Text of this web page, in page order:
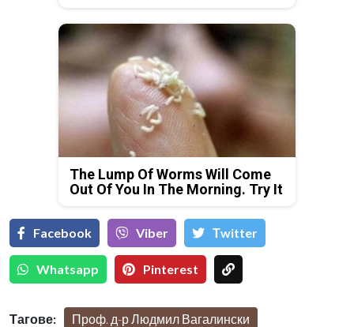
The Lump Of Worms Will Come
Out Of You In The Morning. Try It
Facebook Viber Тwitter
Whatsapp Pinterest
Тагове: Проф. д-р Людмил Вагалински